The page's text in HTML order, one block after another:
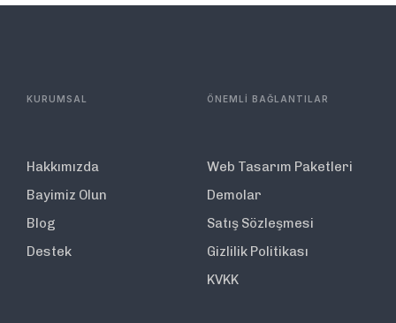
KURUMSAL
Hakkımızda
Bayimiz Olun
Blog
Destek
ÖNEMLİ BAĞLANTILAR
Web Tasarım Paketleri
Demolar
Satış Sözleşmesi
Gizlilik Politikası
KVKK